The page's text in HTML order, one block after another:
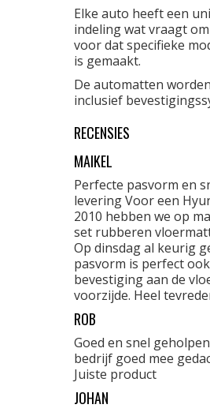
Elke auto heeft een
indeling wat vraagt
voor dat specifieke
is gemaakt.
De automatten
inclusief
RECENSIES
MAIKEL
Perfecte pasvorm en
levering Voor een
2010 hebben we op
set rubberen
Op dinsdag al keurig
pasvorm is perfect
bevestiging aan de
voorzijde. Heel
ROB
Goed en snel
bedrijf goed mee
Juiste product
JOHAN